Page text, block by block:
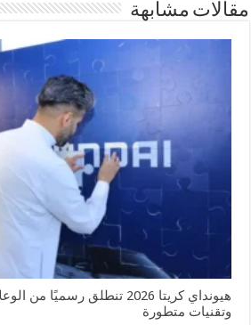
مقالات مشابهة
هيونداي كريتا 2026 تنطلق
وتقنيات متطورة